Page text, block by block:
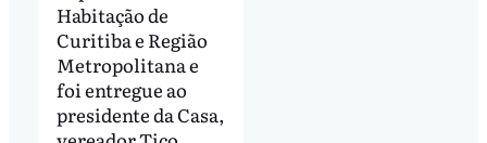
Habitação de
Curitiba e Região
Metropolitana e
foi entregue ao
presidente da Casa,